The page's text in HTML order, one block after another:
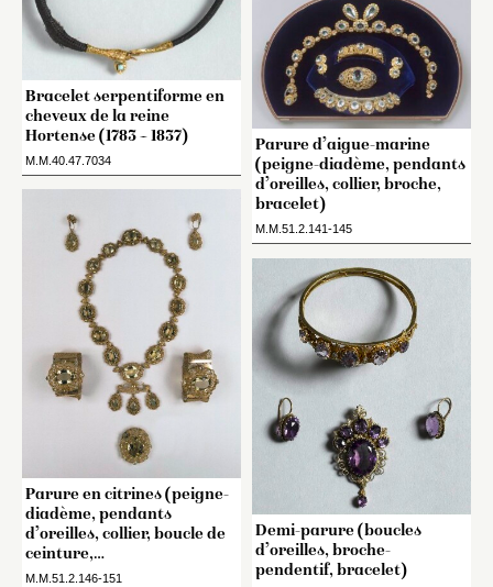
Bracelet serpentiforme en
cheveux de la reine
Hortense (1783 – 1837)
M.M.40.47.7034
Parure en citrines (peigne-
diadème, pendants
d’oreilles, collier, boucle de
ceinture,…
M.M.51.2.146-151
Parure d’aigue-marine
(peigne-diadème, pendants
d’oreilles, collier, broche,
bracelet)
M.M.51.2.141-145
Demi-parure (boucles
d’oreilles, broche-
pendentif, bracelet)